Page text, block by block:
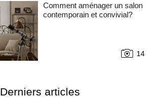
Comment aménager un salon
contemporain et convivial?
14
Derniers articles